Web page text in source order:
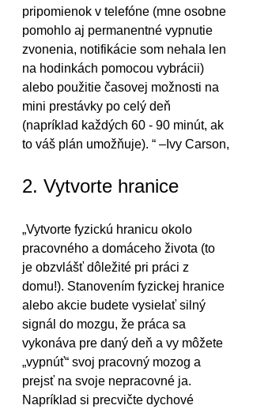
pripomienok v telefóne (mne osobne
pomohlo aj permanentné vypnutie
zvonenia, notifikácie som nehala len
na hodinkách pomocou vybrácii)
alebo použitie časovej možnosti na
mini prestávky po celý deň
(napríklad každých 60 - 90 minút, ak
to váš plán umožňuje). “ –Ivy Carson,
2. Vytvorte hranice
„Vytvorte fyzickú hranicu okolo
pracovného a domáceho života (to
je obzvlášť dôležité pri práci z
domu!). Stanovením fyzickej hranice
alebo akcie budete vysielať silný
signál do mozgu, že práca sa
vykonáva pre daný deň a vy môžete
„vypnúť“ svoj pracovný mozog a
prejsť na svoje nepracovné ja.
Napríklad si precvičte dychové